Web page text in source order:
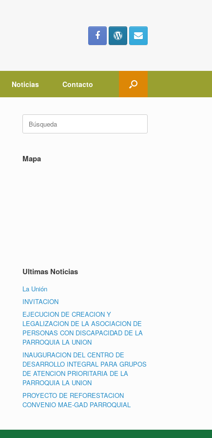
Noticias Contacto
Buscar:
Mapa
Ultimas Noticias
La Unión
INVITACION
EJECUCION DE CREACION Y
LEGALIZACION DE LA ASOCIACION DE
PERSONAS CON DISCAPACIDAD DE LA
PARROQUIA LA UNION
INAUGURACION DEL CENTRO DE
DESARROLLO INTEGRAL PARA GRUPOS
DE ATENCION PRIORITARIA DE LA
PARROQUIA LA UNION
PROYECTO DE REFORESTACION
CONVENIO MAE-GAD PARROQUIAL